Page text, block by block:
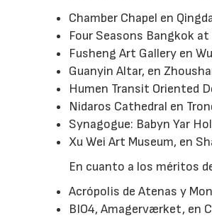
Chamber Chapel en
Four Seasons Bangkok
Fusheng Art Gallery en
Guanyin Altar, en
Humen Transit Oriented
Nidaros Cathedral en
Synagogue: Babyn Yar
Xu Wei Art Museum, en
En cuanto a los méritos
Acrópolis de Atenas y
BIO4, Amagerværket, en